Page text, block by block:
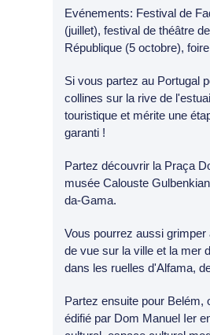
Evénements: Festival de
(juillet), festival de théâtre
République (5 octobre),
Si vous partez au Portugal
collines sur la rive de
touristique et mérite une
garanti !
Partez découvrir la Praça
musée Calouste
da-Gama.
Vous pourrez aussi
de vue sur la ville et la mer
dans les ruelles d'Alfama,
Partez ensuite pour Belém,
édifié par Dom Manuel Ier